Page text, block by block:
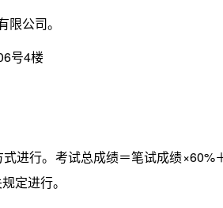
公司。
号4楼
进行。考试总成绩＝笔试成绩×60%
定进行。